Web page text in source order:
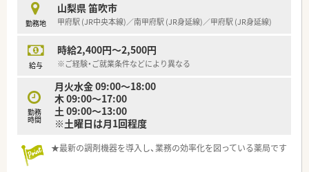
勤務地
山梨県 笛吹市
甲府駅 (JR中央本線)／南甲府駅 (JR身延線)／甲府駅 (JR身延線)
給与
時給2,400円～2,500円
※ご経験・ご就業条件などにより異なる
勤務
時間
月火水金 09:00～18:00
木 09:00～17:00
土 09:00～13:00
※土曜日は月1回程度
★最新の調剤機器を導入し、業務の効率化を図っている薬局です